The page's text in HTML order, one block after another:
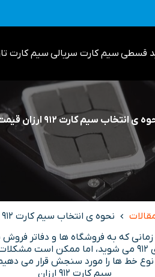
قسطی سیم کارت سریالی سیم کارت
ی انتخاب سیم کارت 912 ارزان قیمت
نحوه ی انتخاب سیم کارت 912 ارزان قیمت
زمانی که به فروشگاه ها و دفاتر
نوع خط ها را مورد سنجش قرار می